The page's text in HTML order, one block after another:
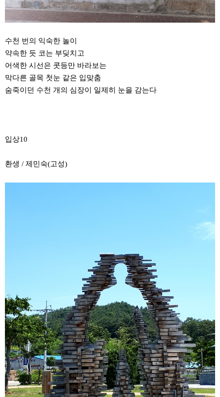
수천 번의 익숙한 놀이
약속한 듯 코는 부딪치고
어색한 시선은 콧등만 바라보는
막다른 골목 첫눈 같은 입맞춤
숨죽이던 수천 개의 심장이 일제히 눈을 감는다
입상10
환생 / 제민숙(고성)